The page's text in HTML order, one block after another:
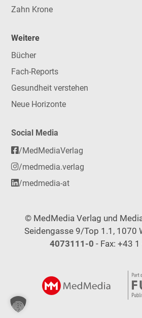
Zahn Krone
Weitere
Bücher
Fach-Reports
Gesundheit verstehen
Neue Horizonte
Social Media
/MedMediaVerlag
/medmedia.verlag
/medmedia-at
© MedMedia Verlag und
Seidengasse 9/Top 1.1, 1070
4073111-0 - Fax: +43